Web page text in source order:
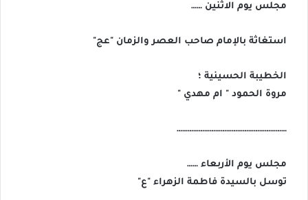
مجلس يوم الاثنين ……
استغاثة بالإمام صاحب العصر والزمان "عج"
الخطيبة الحسينية ؛
مروة الحمود " ام مهدي "
……………………………………………………
مجلس يوم الأربعاء ……
توسل بالسيدة فاطمة الزهراء "ع"